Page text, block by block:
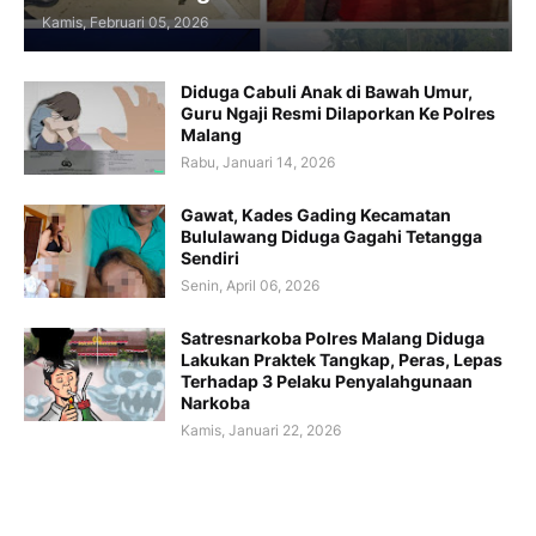
Kamis, Februari 05, 2026
Diduga Cabuli Anak di Bawah Umur,
Guru Ngaji Resmi Dilaporkan Ke Polres
Malang
Rabu, Januari 14, 2026
Gawat, Kades Gading Kecamatan
Bululawang Diduga Gagahi Tetangga
Sendiri
Senin, April 06, 2026
Satresnarkoba Polres Malang Diduga
Lakukan Praktek Tangkap, Peras, Lepas
Terhadap 3 Pelaku Penyalahgunaan
Narkoba
Kamis, Januari 22, 2026